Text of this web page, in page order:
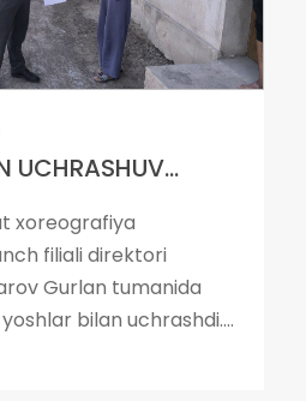
UCHRASHUV...
xoreografiya
filiali direktori
Gurlan tumanida
bilan uchrashdi....